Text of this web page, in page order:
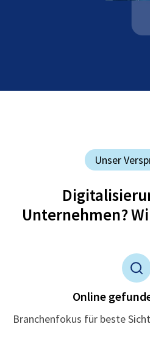
Unser
Unternehmen?
Online
Branchenfokus für beste